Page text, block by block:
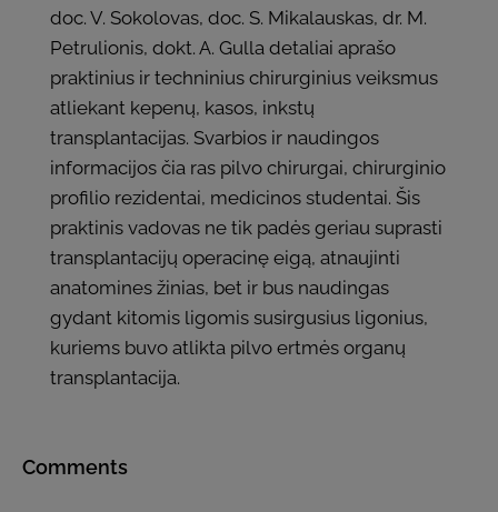
doc. V. Sokolovas, doc. S. Mikalauskas, dr. M.
Petrulionis, dokt. A. Gulla detaliai aprašo
praktinius ir techninius chirurginius veiksmus
atliekant kepenų, kasos, inkstų
transplantacijas. Svarbios ir naudingos
informacijos čia ras pilvo chirurgai, chirurginio
profilio rezidentai, medicinos studentai. Šis
praktinis vadovas ne tik padės geriau suprasti
transplantacijų operacinę eigą, atnaujinti
anatomines žinias, bet ir bus naudingas
gydant kitomis ligomis susirgusius ligonius,
kuriems buvo atlikta pilvo ertmės organų
transplantacija.
Comments